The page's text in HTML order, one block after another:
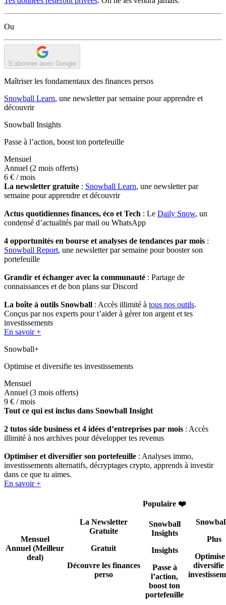
Ou
S’abonner avec Google
Maîtriser les fondamentaux des finances persos
Snowball Learn, une newsletter par semaine pour apprendre et
découvrir
Snowball Insights
Passe à l’action, boost ton portefeuille
Mensuel
Annuel (2 mois offerts)
6 € / mois
La newsletter gratuite : Snowball Learn, une newsletter par
semaine pour apprendre et découvrir
Actus quotidiennes finances, éco et Tech : Le Daily Snow, un
condensé d’actualités par mail ou WhatsApp
4 opportunités en bourse et analyses de tendances par mois :
Snowball Report, une newsletter par semaine pour booster son
portefeuille
Grandir et échanger avec la communauté : Partage de
connaissances et de bon plans sur Discord
La boîte à outils Snowball : Accès illimité à tous nos outils.
Conçus par nos experts pour t’aider à gérer ton argent et tes
investissements
En savoir +
Snowball+
Optimise et diversifie tes investissements
Mensuel
Annuel (3 mois offerts)
9 € / mois
Tout ce qui est inclus dans Snowball Insight
2 tutos side business et 4 idées d’entreprises par mois : Accès
illimité à nos archives pour développer tes revenus
Optimiser et diversifier son portefeuille : Analyses immo,
investissements alternatifs, décryptages crypto, apprends à investir
dans ce que tu aimes.
En savoir +
Mensuel
Annuel (Meilleur
deal)
La Newsletter
Gratuite
Gratuit
Découvre les finances
perso
Populaire ❤️
Snowball
Insights
Insights
Passe à
l’action,
boost ton
portefeuille
Plus
diversifie